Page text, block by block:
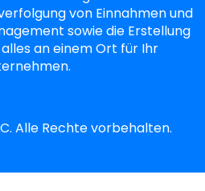
von Einnahmen und
sowie die Erstellung
an einem Ort für Ihr
Alle Rechte vorbehalten.